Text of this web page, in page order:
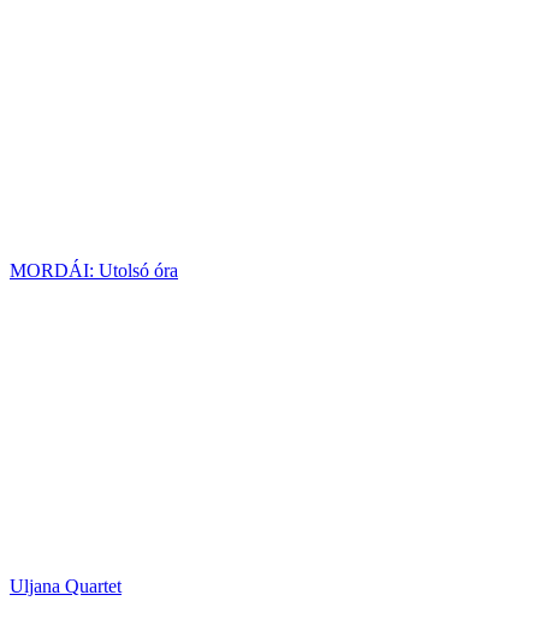
MORDÁI: Utolsó óra
Uljana Quartet